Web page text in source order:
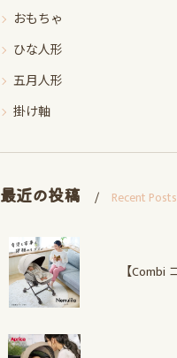
おもちゃ
ひな人形
五月人形
掛け軸
最近の投稿 Recent Posts